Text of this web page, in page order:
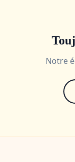
Notre